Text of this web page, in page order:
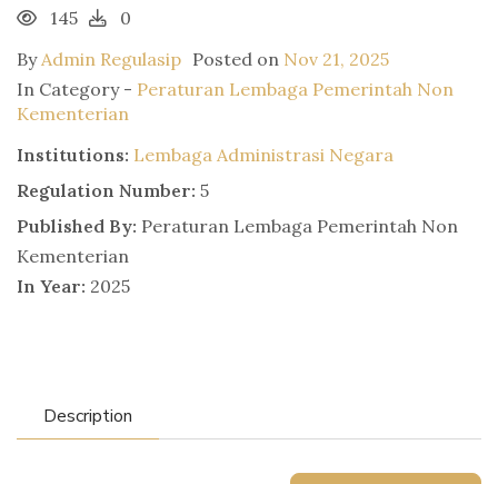
145
0
ByAdmin Regulasip Posted on Nov 21, 2025
In Category - Peraturan Lembaga Pemerintah Non
Kementerian
Institutions: Lembaga Administrasi Negara
Regulation Number: 5
Published By: Peraturan Lembaga Pemerintah Non
Kementerian
In Year: 2025
Description